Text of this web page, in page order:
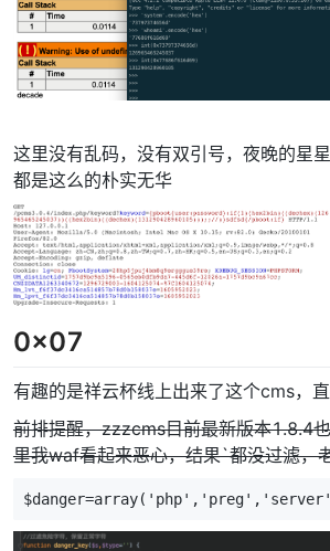
这里没有乱码，没有双引号，夜晚的星
都是这么的朴实无华
0x07
有趣的是祥云杯线上出来了这个cms，
前排提醒，zzzcms目前最新版本1.8.4
里我waf看起来恶心，结果`都没过滤，